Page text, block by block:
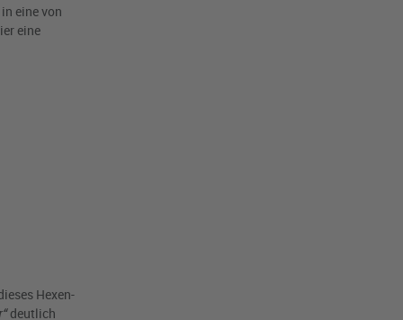
eine von
eine
Hexen-
deutlich